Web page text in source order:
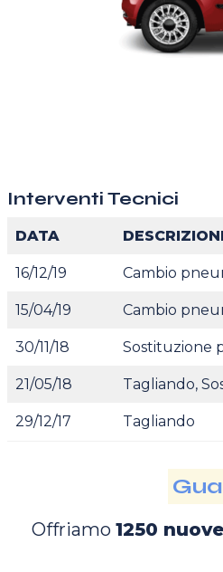
Interventi Tecnici
DATA
16/12/19 Cambio
15/04/19 Cambio
30/11/18 Sostituzione
21/05/18 Tagliando,
29/12/17 Tagliando
Offriamo 1250